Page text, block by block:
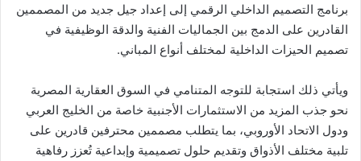
برنامج التصميم الداخلي الرقمي إلى إعداد جيل جديد من المصممين
القادرين على الدمج بين الجماليات الفنية والدقة الوظيفية في
تصميم الحيزات الداخلية لمختلف أنواع المباني.
ويأتي ذلك استجابة للتوجه المتنامي في السوق العقارية المصرية
نحو جذب المزيد من الاستثمارات الأجنبية خاصة من الخليج العربي
ودول الاتحاد الأوروبي، بما يتطلب مصممين محترفين قادرين على
تلبية مختلف الأذواق وتقديم حلول تصميمية وإبداعية تُعزز رفاهية